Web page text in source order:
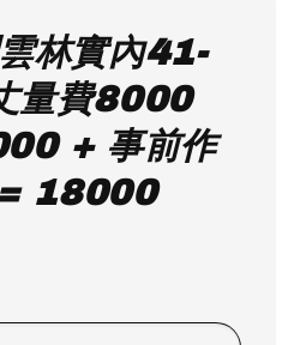
林實內41-
量費8000
+ 事前作
18000